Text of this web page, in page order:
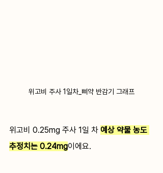
위고비 주사 1일차_삐약 반감기 그래프
위고비 0.25mg 주사 1일 차 예상 약물 농도
추정치는 0.24mg이에요.